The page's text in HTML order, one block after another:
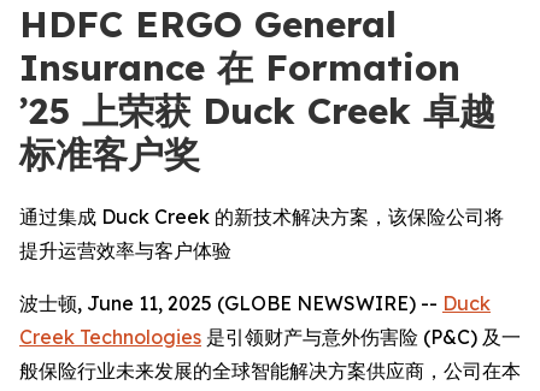
HDFC ERGO General
Insurance 在 Formation
’25 上荣获 Duck Creek 卓越
标准客户奖
通过集成 Duck Creek 的新技术解决方案，该保险公司将
提升运营效率与客户体验
波士顿, June 11, 2025 (GLOBE NEWSWIRE) -- Duck
Creek Technologies 是引领财产与意外伤害险 (P&C) 及一
般保险行业未来发展的全球智能解决方案供应商，公司在本